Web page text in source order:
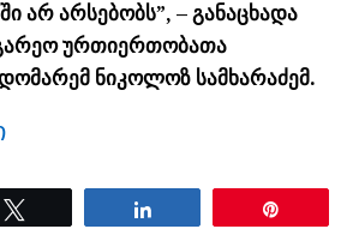
არ არსებობს”, – განაცხადა
ურთიერთობათა
ნიკოლოზ სამხარაძემ.